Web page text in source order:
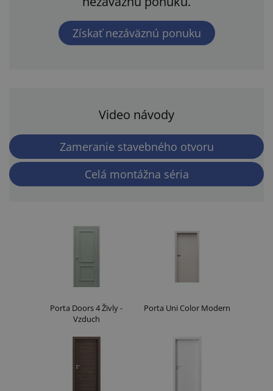
Získať nezáväznú ponuku
Video návody
Zameranie stavebného otvoru
Celá montážna séria
Porta Doors 4 Živly -
Vzduch
Porta Uni Color Modern